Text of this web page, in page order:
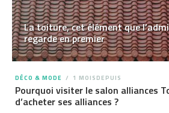
La toiture, cet élément que
regarde en premier
DÉCO & MODE 1 MOISDEPUIS
Pourquoi visiter le salon alliances
d’acheter ses alliances ?